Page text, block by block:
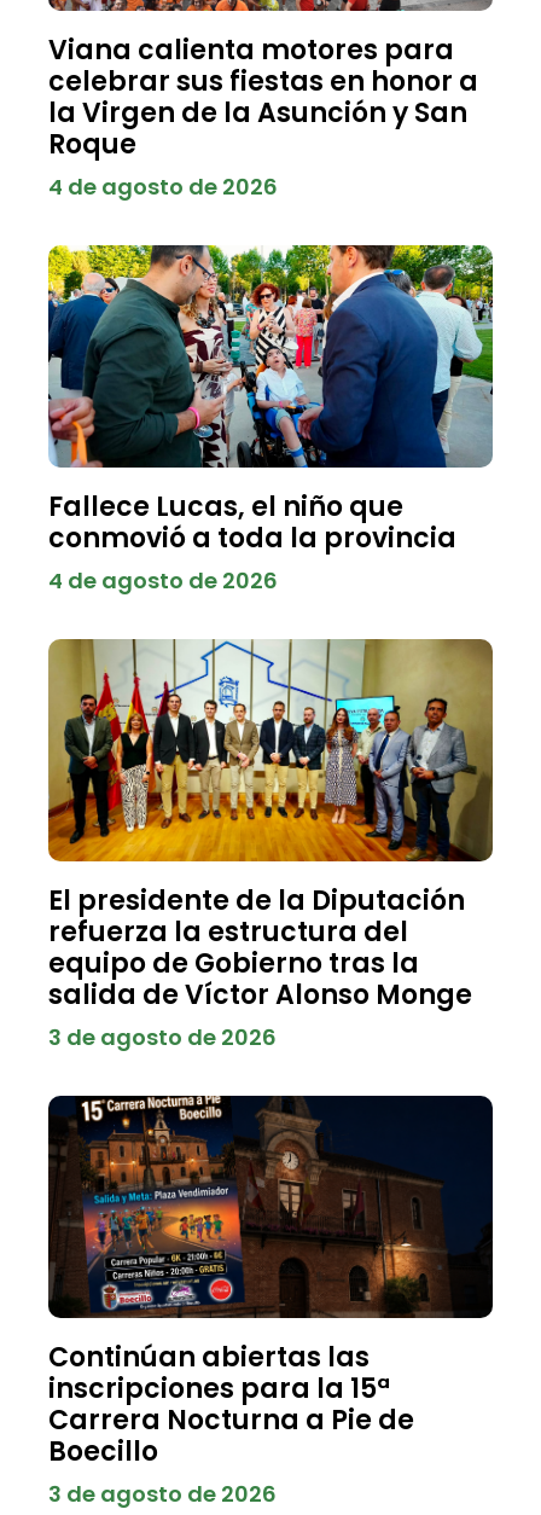
Viana calienta motores para
celebrar sus fiestas en honor a
la Virgen de la Asunción y San
Roque
4 de agosto de 2026
Fallece Lucas, el niño que
conmovió a toda la provincia
4 de agosto de 2026
El presidente de la Diputación
refuerza la estructura del
equipo de Gobierno tras la
salida de Víctor Alonso Monge
3 de agosto de 2026
Continúan abiertas las
inscripciones para la 15ª
Carrera Nocturna a Pie de
Boecillo
3 de agosto de 2026